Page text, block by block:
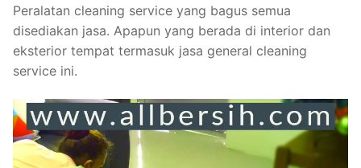
Peralatan cleaning service yang bagus semua
disediakan jasa. Apapun yang berada di interior dan
eksterior tempat termasuk jasa general cleaning
service ini.